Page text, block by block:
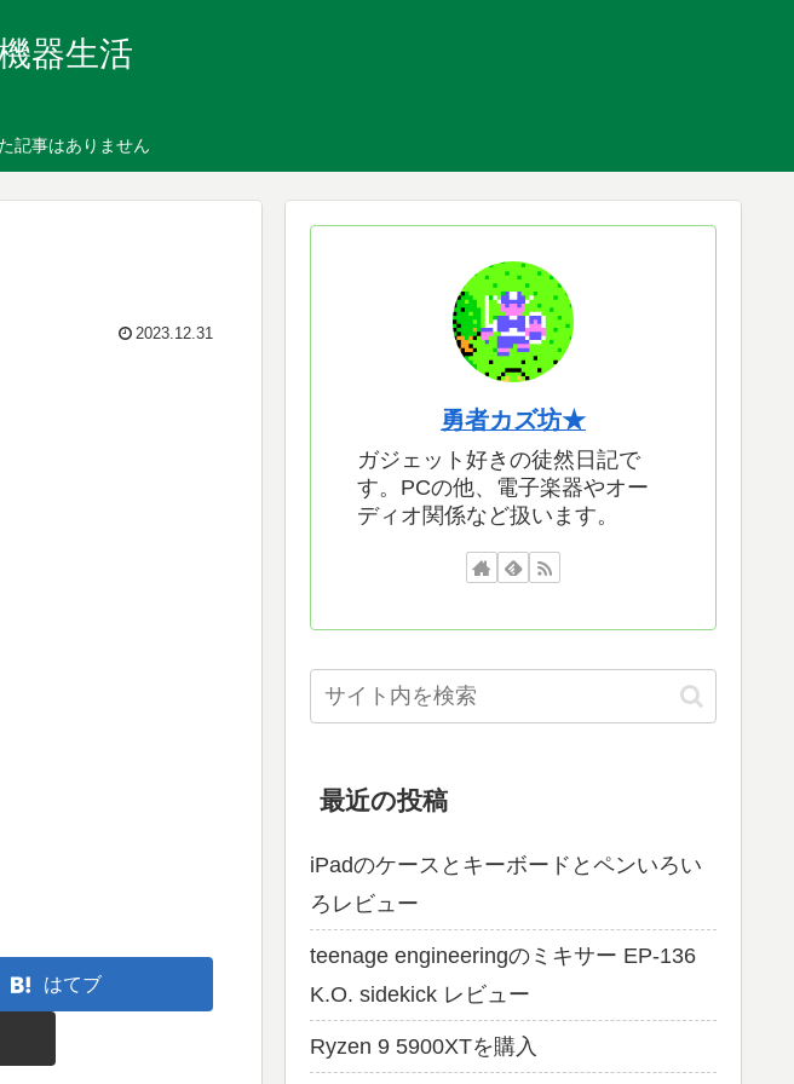
器生活
記事はありません
2023.12.31
はてブ
勇者カズ坊★
ガジェット好きの徒然日記で
す。PCの他、電子楽器やオー
ディオ関係など扱います。
最近の投稿
iPadのケースとキーボードとペンいろい
ろレビュー
teenage engineeringのミキサー EP-136
K.O. sidekick レビュー
Ryzen 9 5900XTを購入